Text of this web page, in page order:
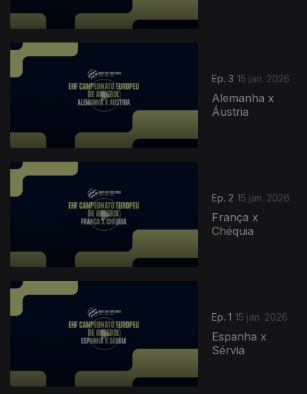
Ep. 3 15 jan. 2026
Alemanha x
Áustria
Ep. 2 15 jan. 2026
França x
Chéquia
Ep. 1 15 jan. 2026
Espanha x
Sérvia
902633